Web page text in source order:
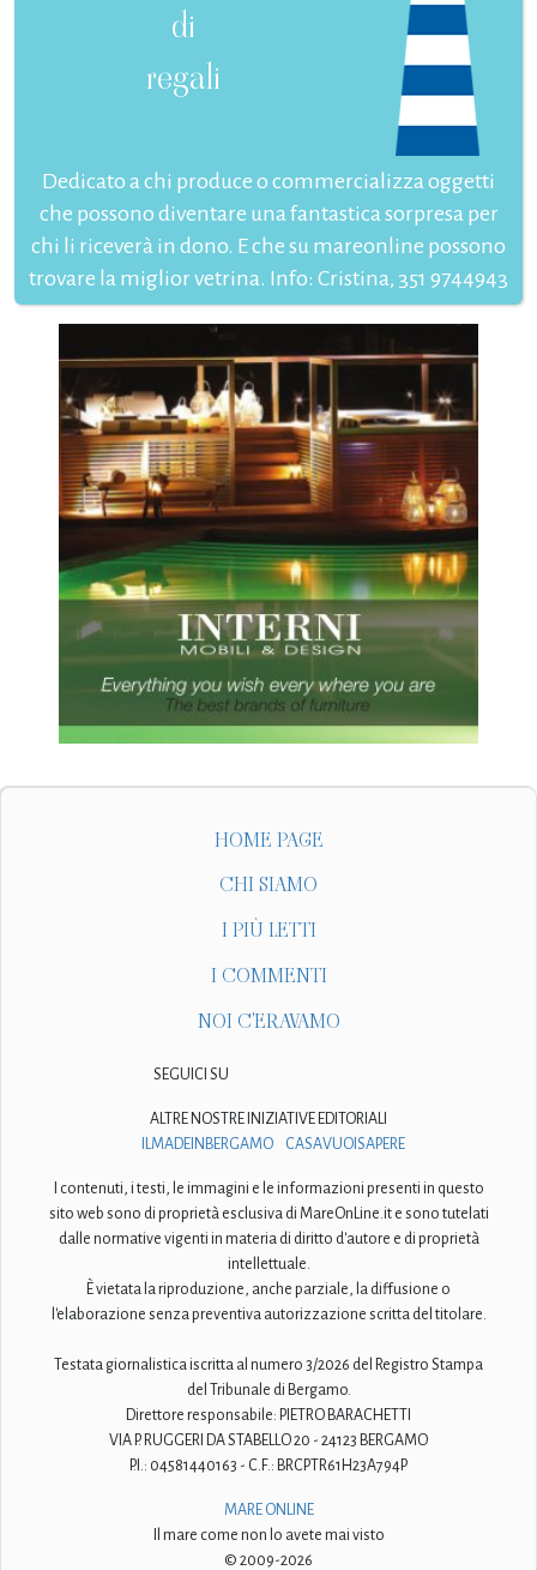
di
regali
Dedicato a chi produce o commercializza oggetti
che possono diventare una fantastica sorpresa per
chi li riceverà in dono. E che su mareonline possono
trovare la miglior vetrina. Info: Cristina, 351 9744943
HOME PAGE
CHI SIAMO
I PIÙ LETTI
I COMMENTI
NOI C'ERAVAMO
SEGUICI SU
ALTRE NOSTRE INIZIATIVE EDITORIALI
ILMADEINBERGAMO
CASAVUOISAPERE
I contenuti, i testi, le immagini e le informazioni presenti in questo
sito web sono di proprietà esclusiva di MareOnLine.it e sono tutelati
dalle normative vigenti in materia di diritto d'autore e di proprietà
intellettuale.
È vietata la riproduzione, anche parziale, la diffusione o
l'elaborazione senza preventiva autorizzazione scritta del titolare.
Testata giornalistica iscritta al numero 3/2026 del Registro Stampa
del Tribunale di Bergamo.
Direttore responsabile: PIETRO BARACHETTI
VIA P. RUGGERI DA STABELLO 20 - 24123 BERGAMO
P.I.: 04581440163 - C.F.: BRCPTR61H23A794P
MARE ONLINE
Il mare come non lo avete mai visto
© 2009-2026